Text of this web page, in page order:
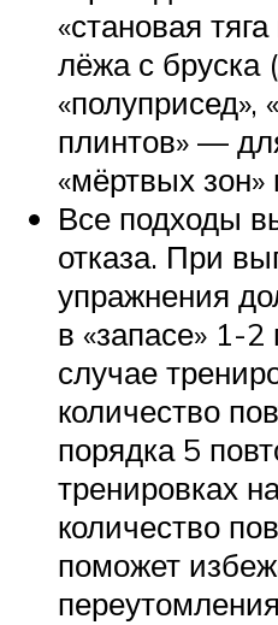
«становая
лёжа с бруска
«полуприсед»,
плинтов» —
«мёртвых
Все подходы
отказа. При
упражнения
в «запасе» 1-2
случае
количество
порядка 5
тренировках
количество
поможет